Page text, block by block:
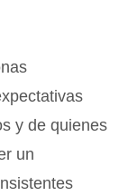
y de quienes
un